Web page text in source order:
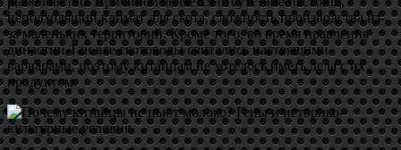
неподходящий климат для скота, сложность производства из-
за маленьких территорий. Кроме того, во время правления
династии Тан все скотоводы считались настоящими
варварами, поэтому китайцам не хотелось иметь дела с их
продуктом.